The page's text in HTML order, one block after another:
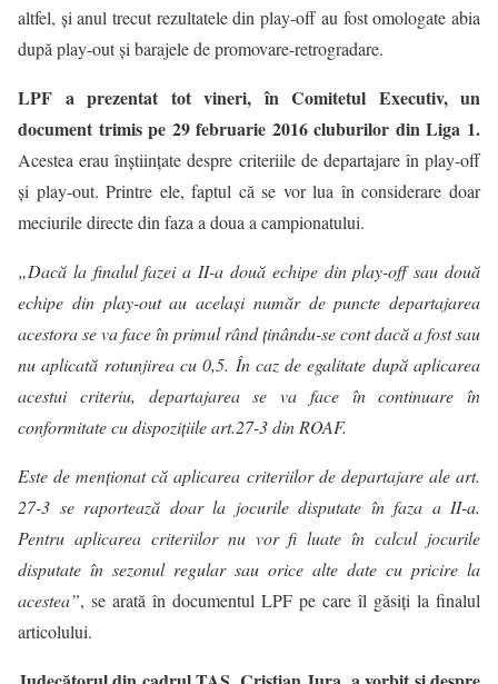
altfel, şi anul trecut rezultatele din play-off au fost omologate abia
după play-out şi barajele de promovare-retrogradare.
LPF a prezentat tot vineri, în Comitetul Executiv, un
document trimis pe 29 februarie 2016 cluburilor din Liga 1.
Acestea erau înştiinţate despre criteriile de departajare în play-off
şi play-out. Printre ele, faptul că se vor lua în considerare doar
meciurile directe din faza a doua a campionatului.
„Dacă la finalul fazei a II-a două echipe din play-off sau două
echipe din play-out au acelaşi număr de puncte departajarea
acestora se va face în primul rând ţinându-se cont dacă a fost sau
nu aplicată rotunjirea cu 0,5. În caz de egalitate după aplicarea
acestui criteriu, departajarea se va face în continuare în
conformitate cu dispoziţiile art.27-3 din ROAF.
Este de menţionat că aplicarea criteriilor de departajare ale art.
27-3 se raportează doar la jocurile disputate în faza a II-a.
Pentru aplicarea criteriilor nu vor fi luate în calcul jocurile
disputate în sezonul regular sau orice alte date cu pricire la
acestea”, se arată în documentul LPF pe care îl găsiți la finalul
articolului.